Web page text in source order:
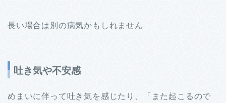
長い場合は別の病気かもしれません
吐き気や不安感
めまいに伴って吐き気を感じたり、「また起こるので